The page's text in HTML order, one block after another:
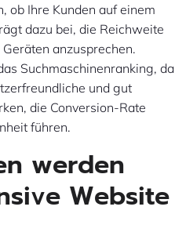
ob Ihre Kunden auf einem
dazu bei, die Reichweite
anzusprechen.
Suchmaschinenranking, da
und gut
die Conversion-Rate
führen.
werden
Website